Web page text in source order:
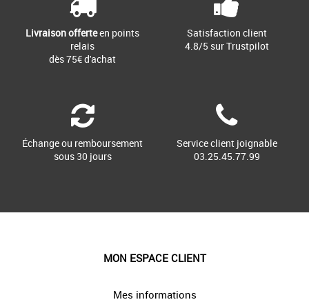
Livraison offerteen points
relais
dès 75€ d'achat
Satisfaction client
4.8/5 sur Trustpilot
Échange ou remboursement
sous 30 jours
Service client joignable
03.25.45.77.99
MON ESPACE CLIENT
Mes informations